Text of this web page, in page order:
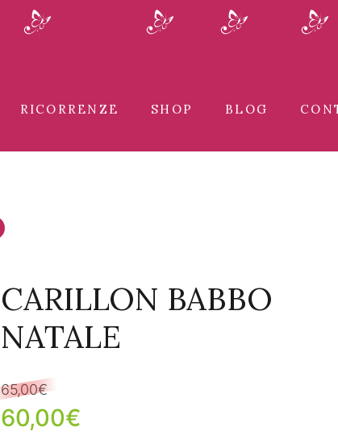
RICORRENZE SHOP BLOG
CARILLON BABBO
NATALE
65,00€
Il
60,00€Il